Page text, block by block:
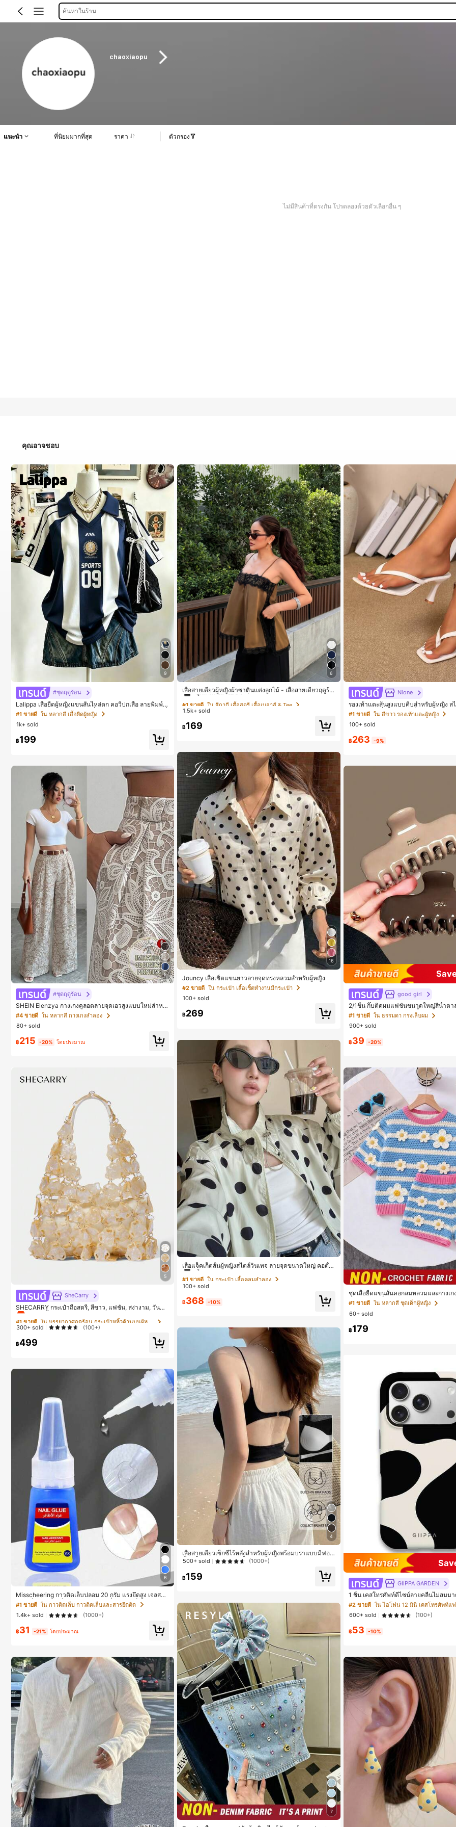
ค้นหาในร้าน
chaoxiaopu
แนะนำ ที่นิยมมากที่สุด ราคา ตัวกรอง
ไม่มีสินค้าที่ตรงกัน โปรดลองด้วยตัวเลือกอื่น ๆ
คุณอาจชอบ
9
#ชุดฤดูร้อน
Lalippa เสื้อยืดผู้หญิงแขนสั้นไหล่ตก คอวีปกเสื้อ ลายพิมพ์ดิ
จิทัลลายทาง สไตล์สปอร์ตแฟชั่นมินิมอล ของขวัญสำหรับเพื่
อน
#1 ขายดี ใน หลากสี เสื้อยืดผู้หญิง
1k+ sold
฿199
5
#ชุดฤดูร้อน
SHEIN Elenzya กางเกงคูลอตลายจุดเอวสูงแบบใหม่สำหรั
บฤดูใบไม้ผลิ/ฤดูร้อน, สไตล์หรูหราเหมาะสำหรับใส่ในชีวิต
ประจำวันและทำงาน, ให้ความรู้สึกวินเทจสำหรับฤดูรับปริญ
ญา, เทศกาลดนตรี, การแข่งม้าดาร์บี้, วันประกาศอิสรภาพ
#4 ขายดี ใน หลากสี กางเกงลำลอง
80+ sold
฿215 -20% โดยประมาณ
5
SheCarry
SHECARRY กระเป๋าถือสตรี, สีขาว, แฟชั่น, สง่างาม, วันหยุ
ด, งานปาร์ตี้
#1 ขายดี
เกือบหมดแล้ว!
เกือบหมดแล้ว!
เกือบหมดแล้ว!
#1 ขายดี
300+ sold (100+)
฿499
6
Misscheering กาวติดเล็บปลอม 20 กรัม แรงยึดสูง เจลสติก
เกอร์เล็บนุ่ม แห้งเร็ว เหมาะสำหรับผู้เริ่มต้นทำเล็บ ติดทนนา
น
#1 ขายดี ใน กาวติดเล็บ กาวติดเล็บและสารยึดติด
1.4k+ sold
(1000+)
฿31 -21% โดยประมาณ
6
เสื้อสายเดี่ยวผู้หญิงผ้าซาตินแต่งลูกไม้ - เสื้อสายเดี่ยวฤดูร้อ
นสีคากีมีรอยผ่าด้านข้างที่น่าดึงดูดแบบสบายๆ
#1 ขายดี
ใน สีกากี เสื้อสตรี เสื้อเบลาส์ & Tee
ลูกค้ากลับมาซื้อซ้ำ!
ใน สีกากี เสื้อสตรี เสื้อเบลาส์ & Tee
ลูกค้ากลับมาซื้อซ้ำ!
ใน สีกากี เสื้อสตรี เสื้อเบลาส์ & Tee
ลูกค้ากลับมาซื้อซ้ำ!
#1 ขายดี
1.5k+ sold
฿169
16
Jouncy เสื้อเชิ้ตแขนยาวลายจุดทรงหลวมสำหรับผู้หญิง
#2 ขายดี ใน กระเป๋า เสื้อเชิ้ตทำงานมีกระเป๋า
100+ sold
฿269
เสื้อแจ็คเก็ตสั้นผู้หญิงสไตล์วินเทจ ลายจุดขนาดใหญ่ คอตั้ง
เอวเข้ารูป แขนพอง ทรงหลวม แฟชั่นอเนกประสงค์ สำหรับใ
ส่ประจำวันและไปเที่ยวพักผ่อน
#1 ขายดี
ใน กระเป๋า เสื้อคลุมลำลอง
ลูกค้ากลับมาซื้อซ้ำ!
#1 ขายดี ใน กระเป๋า เสื้อคลุมลำลอง
ลูกค้ากลับมาซื้อซ้ำ!
#1 ขายดี ใน กระเป๋า เสื้อคลุมลำลอง
ลูกค้ากลับมาซื้อซ้ำ!
#1 ขายดี ใน กระเป๋า เสื้อคลุมลำลอง
100+ sold
฿368 -10%
4
เสื้อสายเดี่ยวเซ็กซี่ไร้หลังสำหรับผู้หญิงพร้อมบราแบบมีฟอง
น้ำ, เสื้อกล้ามแขนกุด, เสื้อลำลองสีดำสำหรับฤดูร้อน
500+ sold (1000+)
฿159
7
Nione
รองเท้าแตะส้นสูงแบบคีบสำหรับผู้หญิง ส
อก สไตล์แฟรี่ฤดูร้อน ส้นเข็ม รองเท้าแต
ตะชายหาดแฟชั่นสายไขว้ รองเท้าผู้หญิ
าน กลางแจ้ง ดีไซน์หัวเหลี่ยม ชิคและหรู
#1 ขายดี ใน สีขาว รองเท้าแตะผู้หญิง
100+ sold
฿263 -9%
good girl
2/1ชิ้น กิ๊บติดผมแฟชั่นขนาดใหญ่สีน้ำตา
ญิง เหมาะสำหรับการอาบน้ำ ล้างหน้า แ
#1 ขายดี ใน ธรรมดา กรงเล็บผม
900+ sold
฿39 -20%
ชุดเสื้อยืดแขนสั้นคอกลมหลวมและกางเก
ดรูปสำหรับเด็กผู้หญิง สไตล์มินิมอล เหมา
ลิและฤดูร้อน
#1 ขายดี ใน หลากสี ชุดเด็กผู้หญิง
60+ sold
฿179
GIIPPA GARDEN
1 ชิ้น เคสโทรศัพท์ดีไซน์ลายคลื่นไม่สมม
17 Pro Max, เหมาะสำหรับ Phone 16
ax, 14 Pro Max, เคสโทรศัพท์สไตล์เกาห
ากันได้กับ 11/12/13/14/15/16 Pro Max
ริสต์มาส, วันวาเลนไทน์, อีสเตอร์, ฤดูแต่
#2 ขายดี ใน ไอโฟน 12 มินิ เคสโทรศัพท์แ
600+ sold
(100+)
฿53 -10%